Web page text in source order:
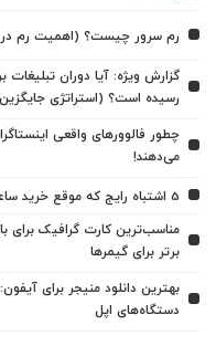
رم سرور چیست؟ (اهمیت رم
گزارش ویژه: آیا دوران
رسیده است؟ (استراتژی
چطور فالوورهای واقعی
می‌دهند!
5 اشتباه رایج که موقع خرید ساعت هوشمند طرح اپل واچ نباید انجام بدید!
برتر برای گیمرها
بهترین دانلود منیجر برای
دستگاه‌های اپل